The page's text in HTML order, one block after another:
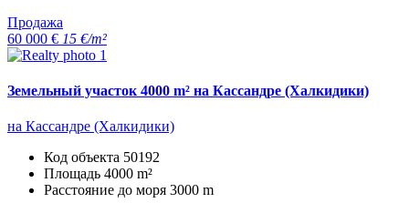
Продажа
60 000 € 15 €/m²
Земельный участок 4000 m² на Кассандре (Халкидики)
на Кассандре (Халкидики)
Код объекта 50192
Площадь 4000 m²
Расстояние до моря 3000 m